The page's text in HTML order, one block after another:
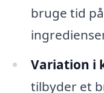
bruge tid
Variation i
tilbyder et